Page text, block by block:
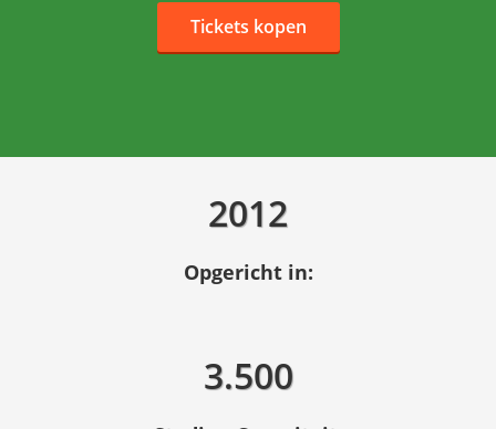
Tickets kopen
2012
Opgericht in:
3.500